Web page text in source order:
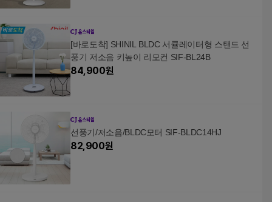
[바로도착] SHINIL BLDC 서큘레이터형 스탠드 선
풍기 저소음 키높이 리모컨 SIF-BL24B
84,900원
선풍기/저소음/BLDC모터 SIF-BLDC14HJ
82,900원